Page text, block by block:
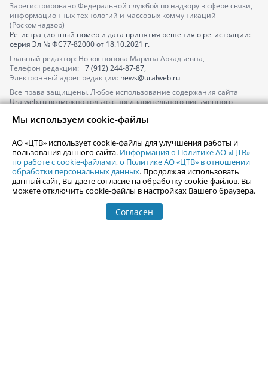
Зарегистрировано Федеральной службой по надзору в сфере связи,
информационных технологий и массовых коммуникаций
(Роскомнадзор)
Регистрационный номер и дата принятия решения о регистрации:
серия Эл № ФС77-82000от 18.10.2021 г.
Главный редактор: Новокшонова Марина Аркадьевна,
Телефон редакции: +7 (912) 244-87-87,
Электронный адрес редакции: news@uralweb.ru
Все права защищены. Любое использование содержания сайта
Uralweb.ru возможно только с предварительного письменного
По вопросам размещения рекламы обращайтесь по тел.
По вопросам размещения информации в разделе «Афиша»
afisha@uralweb.ru
Пользовательское соглашение на использование сайта
Политика АО «ЦТВ» в отношении обработки персональных данных
Мы используем cookie-файлы
АО «ЦТВ» использует cookie-файлы для улучшения работы и
пользования данного сайта. Информация о Политике АО «ЦТВ»
по работе с cookie-файлами,о Политике АО «ЦТВ» в отношении
обработки персональных данных. Продолжая использовать
данный сайт, Вы даете согласие на обработку cookie-файлов. Вы
можете отключить cookie-файлы в настройках Вашего браузера.
Согласен